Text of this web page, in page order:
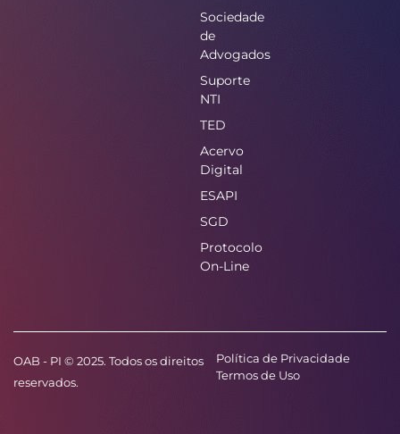
Sociedade
de
Advogados
Suporte
NTI
TED
Acervo
Digital
ESAPI
SGD
Protocolo
On-Line
OAB - PI © 2025. Todos os direitos
reservados.
Política de Privacidade
Termos de Uso